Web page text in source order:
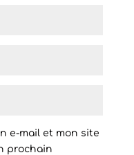
e-mail et mon site
prochain